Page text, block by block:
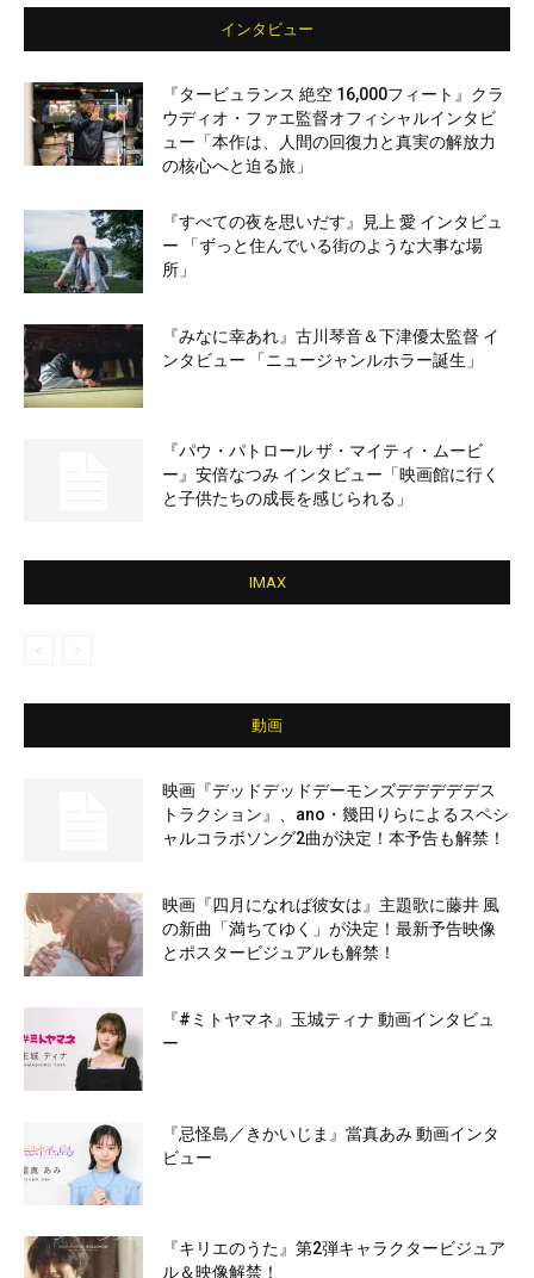
インタビュー
『タービュランス 絶空 16,000フィート』クラ
ウディオ・ファエ監督オフィシャルインタビ
ュー「本作は、人間の回復力と真実の解放力
の核心へと迫る旅」
『すべての夜を思いだす』見上 愛 インタビュ
ー 「ずっと住んでいる街のような大事な場
所」
『みなに幸あれ』古川琴音＆下津優太監督 イ
ンタビュー 「ニュージャンルホラー誕生」
『パウ・パトロール ザ・マイティ・ムービ
ー』安倍なつみ インタビュー「映画館に行く
と子供たちの成長を感じられる」
IMAX
動画
映画『デッドデッドデーモンズデデデデデス
トラクション』、ano・幾田りらによるスペシ
ャルコラボソング2曲が決定！本予告も解禁！
映画『四月になれば彼女は』主題歌に藤井 風
の新曲「満ちてゆく」が決定！最新予告映像
とポスタービジュアルも解禁！
『#ミトヤマネ』玉城ティナ 動画インタビュ
ー
『忌怪島／きかいじま』當真あみ 動画インタ
ビュー
『キリエのうた』第2弾キャラクタービジュア
ル＆映像解禁！